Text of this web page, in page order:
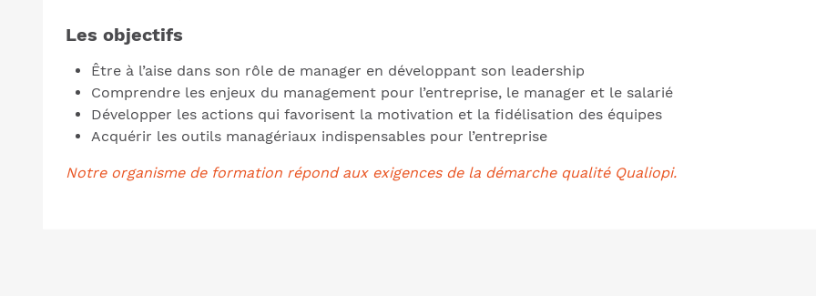
Les objectifs
Être à l’aise dans son rôle de manager en développant son leadership
Comprendre les enjeux du management pour l’entreprise, le manager et le salarié
Développer les actions qui favorisent la motivation et la fidélisation des équipes
Acquérir les outils managériaux indispensables pour l’entreprise
Notre organisme de formation répond aux exigences de la démarche qualité Qualiopi.